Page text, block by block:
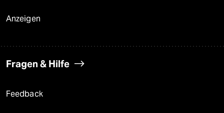
Anzeigen
Fragen & Hilfe
Feedback